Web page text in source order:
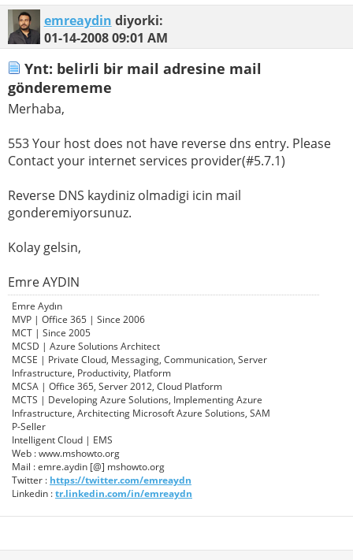
emreaydin diyorki:
01-14-200809:01 AM
Ynt: belirli bir mail adresine mail
gönderememe
Merhaba,
553 Your host does not have reverse dns entry. Please
Contact your internet services provider(#5.7.1)
Reverse DNS kaydiniz olmadigi icin mail
gonderemiyorsunuz.
Kolay gelsin,
Emre AYDIN
Emre Aydın
MVP | Office 365 | Since 2006
MCT | Since 2005
MCSD | Azure Solutions Architect
MCSE | Private Cloud, Messaging, Communication, Server
Infrastructure, Productivity, Platform
MCSA | Office 365, Server 2012, Cloud Platform
MCTS | Developing Azure Solutions, Implementing Azure
Infrastructure, Architecting Microsoft Azure Solutions, SAM
P-Seller
Intelligent Cloud | EMS
Web : www.mshowto.org
Mail : emre.aydin [@] mshowto.org
Twitter : https://twitter.com/emreaydn
Linkedin :tr.linkedin.com/in/emreaydn